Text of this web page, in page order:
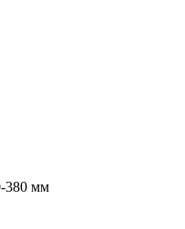
380 мм